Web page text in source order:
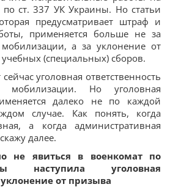
по ст. 337 УК Украины. Но статьи
предусматривает штраф и
применяется больше не за
а за уклонение от
(специальных) сборов.
уголовная ответственность
Но уголовная
далеко не по каждой
случае. Как понять, когда
а когда административная
далее.
не явиться в военкомат по
наступила уголовная
уклонение от призыва